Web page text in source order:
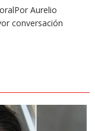
Aurelio
conversación